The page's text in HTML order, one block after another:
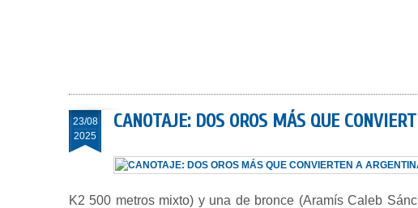
23/08
2025
CANOTAJE: DOS OROS MÁS QUE
K2 500 metros mixto) y una de bronce (Aramís Caleb